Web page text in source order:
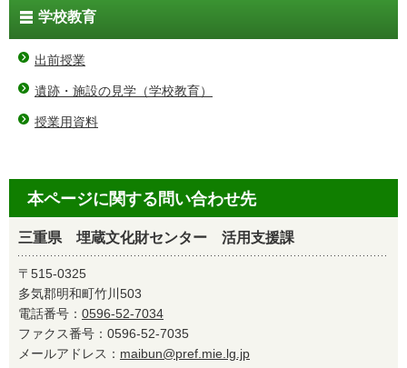
学校教育
出前授業
遺跡・施設の見学（学校教育）
授業用資料
本ページに関する問い合わせ先
三重県 埋蔵文化財センター 活用支援課
〒515-0325
多気郡明和町竹川503
電話番号： 0596-52-7034
ファクス番号：0596-52-7035
メールアドレス： maibun@pref.mie.lg.jp